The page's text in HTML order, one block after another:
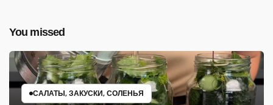
You missed
САЛАТЫ, ЗАКУСКИ, СОЛЕНЬЯ